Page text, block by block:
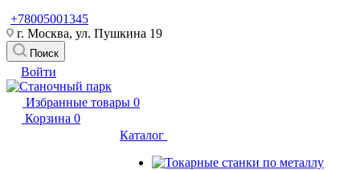
+78005001345
г. Москва, ул. Пушкина 19
Поиск
Войти
Избранные товары 0
Корзина 0
Каталог